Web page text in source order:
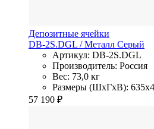
Депозитные ячейки
DB-2S.DGL / Металл Серый
Артикул: DB-2S.DGL
Производитель: Россия
Вес: 73,0 кг
Размеры (ШхГхВ):
57 190 ₽